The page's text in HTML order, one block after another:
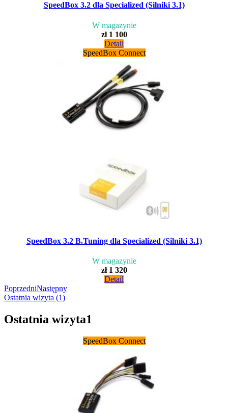
SpeedBox 3.2 dla Specialized (Silniki 3.1)
W magazynie
zł 1 100
Detail
SpeedBox Connect
SpeedBox 3.2 B.Tuning dla Specialized (Silniki 3.1)
W magazynie
zł 1 320
Detail
PoprzedniNastępny
Ostatnia wizyta (1)
Ostatnia wizyta1
SpeedBox Connect